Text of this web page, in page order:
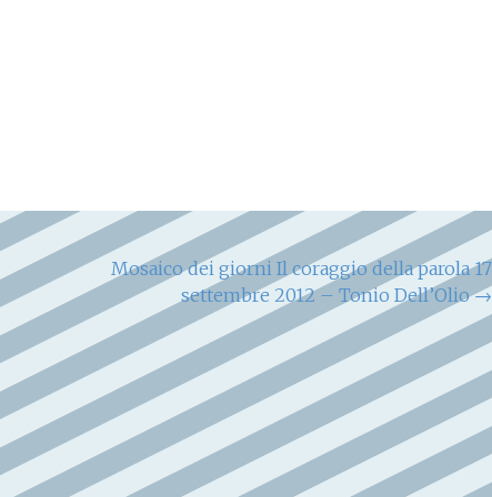
Mosaico dei giorni Il coraggio della parola 17
settembre 2012 – Tonio Dell’Olio→